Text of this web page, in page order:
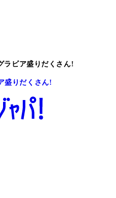
ラビア盛りだくさん!
盛りだくさん!